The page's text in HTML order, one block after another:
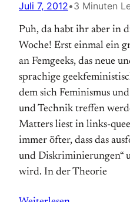
Juli 7, 2012•3 Minuten
Puh, da habt ihr aber in
Woche! Erst einmal ein
an Femgeeks, das neue
sprachige
dem sich Feminismus
und Technik treffen
Matters liest in links-
immer öfter, dass das
und Diskriminierungen“
wird. In der Theorie